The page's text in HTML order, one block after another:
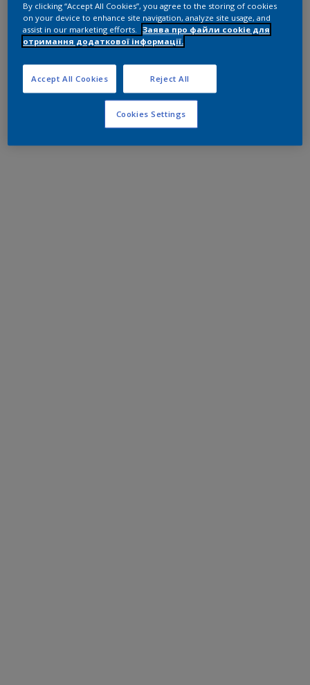
By clicking “Accept All Cookies”, you agree to the storing of cookies
on your device to enhance site navigation, analyze site usage, and
assist in our marketing efforts.
Заява про файли cookie для
отримання додаткової інформації.
Reject All
Accept All Cookies
Cookies Settings